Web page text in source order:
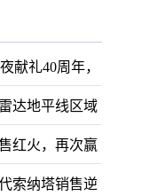
献礼40周年，
达地平线区域
红火，再次赢
索纳塔销售逆